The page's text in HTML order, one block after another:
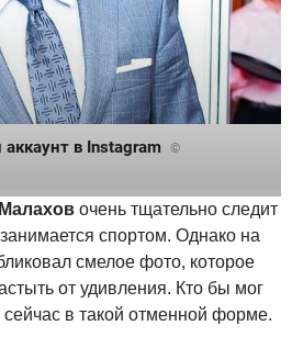
в Instagram ©
очень тщательно следит
спортом. Однако на
смелое фото, которое
от удивления. Кто бы мог
в такой отменной форме.